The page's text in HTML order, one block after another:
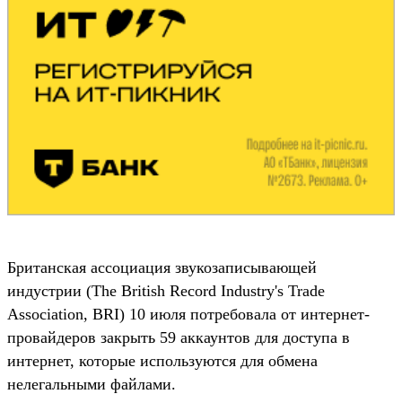
Британская ассоциация звукозаписывающей
индустрии (The British Record Industry's Trade
Association, BRI) 10 июля потребовала от интернет-
провайдеров закрыть 59 аккаунтов для доступа в
интернет, которые используются для обмена
нелегальными файлами.